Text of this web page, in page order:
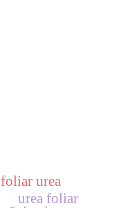
urea foliar
foliar urea